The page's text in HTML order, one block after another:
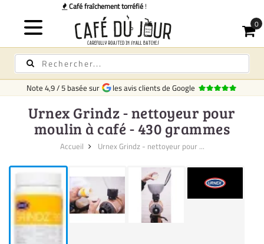
Note 4,9/5 basée sur les avis clients de Google
Urnex Grindz - nettoyeur pour
moulin à café - 430 grammes
Accueil Urnex Grindz - nettoyeur pour ...